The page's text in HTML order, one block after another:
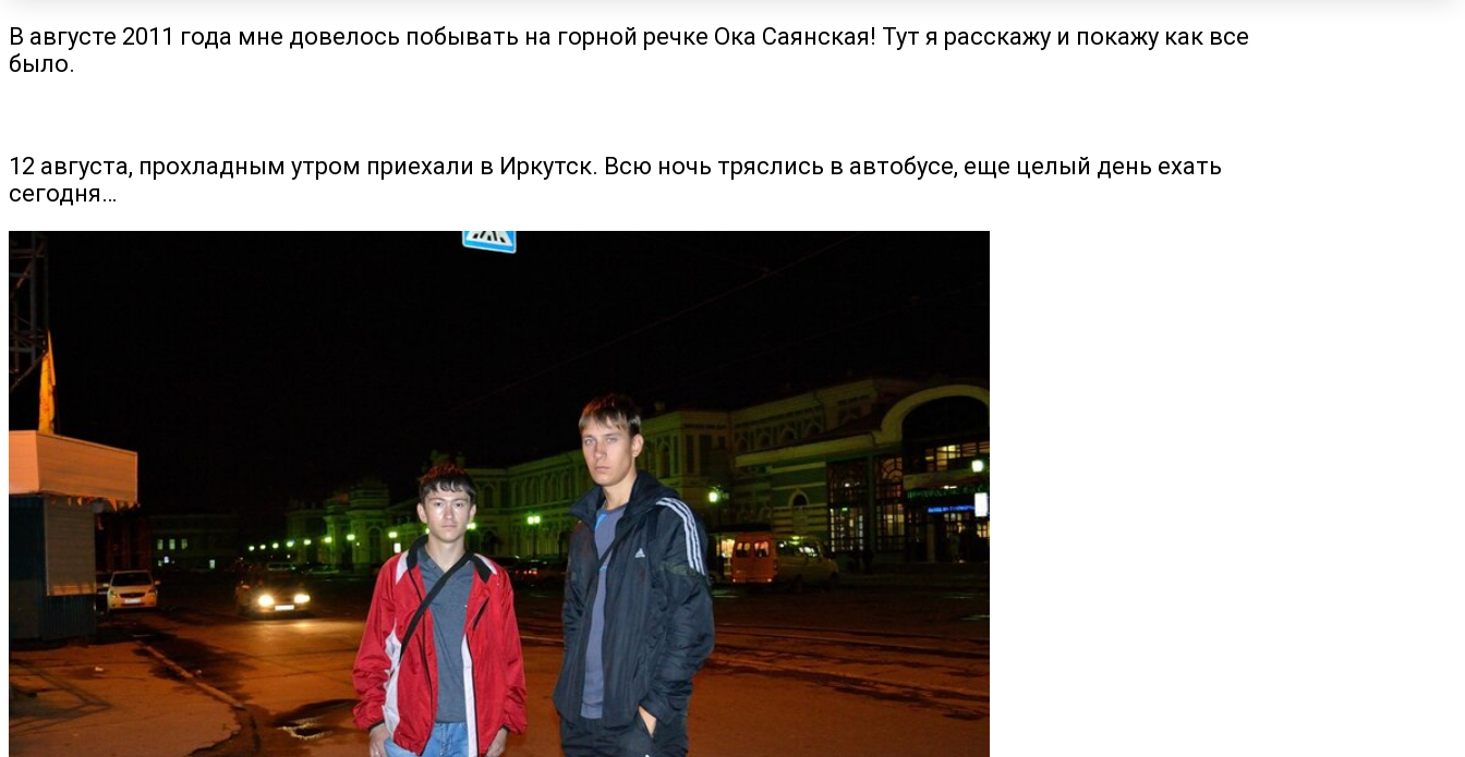
В августе 2011 года мне довелось побывать на горной речке Ока Саянская! Тут я расскажу и покажу как все
было.
12 августа, прохладным утром приехали в Иркутск. Всю ночь тряслись в автобусе, еще целый день ехать
сегодня…